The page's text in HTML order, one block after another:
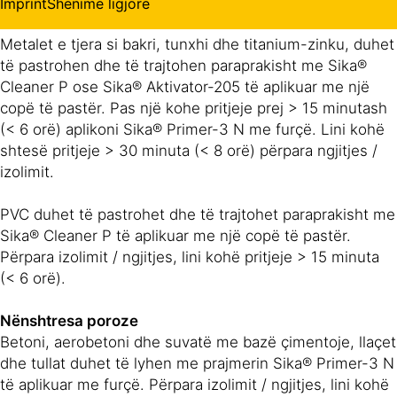
Metalet e tjera si bakri, tunxhi dhe titanium-zinku, duhet
të pastrohen dhe të trajtohen paraprakisht me Sika®
Cleaner P ose Sika® Aktivator-205 të aplikuar me një
copë të pastër. Pas një kohe pritjeje prej > 15 minutash
(< 6 orë) aplikoni Sika® Primer-3 N me furçë. Lini kohë
shtesë pritjeje > 30 minuta (< 8 orë) përpara ngjitjes /
izolimit.
PVC duhet të pastrohet dhe të trajtohet paraprakisht me
Sika® Cleaner P të aplikuar me një copë të pastër.
Përpara izolimit / ngjitjes, lini kohë pritjeje > 15 minuta
(< 6 orë).
Nënshtresa poroze
Betoni, aerobetoni dhe suvatë me bazë çimentoje, llaçet
dhe tullat duhet të lyhen me prajmerin Sika® Primer-3 N
të aplikuar me furçë. Përpara izolimit / ngjitjes, lini kohë